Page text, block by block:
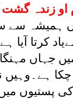
او زندہ گشت
ہمیشہ سے
کرتا آیا
جہاں
ہے۔وہیں
پستیوں